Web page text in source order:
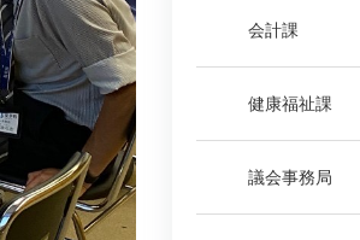
会計課
健康福祉課
議会事務局